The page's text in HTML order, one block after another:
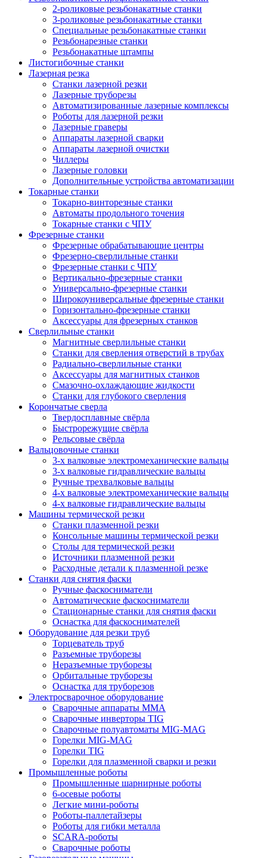
2-роликовые резьбонакатные станки
3-роликовые резьбонакатные станки
Специальные резьбонакатные станки
Резьбонарезные станки
Резьбонакатные штампы
Листогибочные станки
Лазерная резка
Станки лазерной резки
Лазерные труборезы
Автоматизированные лазерные комплексы
Роботы для лазерной резки
Лазерные граверы
Аппараты лазерной сварки
Аппараты лазерной очистки
Чиллеры
Лазерные головки
Дополнительные устройства автоматизации
Токарные станки
Токарно-винторезные станки
Автоматы продольного точения
Токарные станки с ЧПУ
Фрезерные станки
Фрезерные обрабатывающие центры
Фрезерно-сверлильные станки
Фрезерные станки с ЧПУ
Вертикально-фрезерные станки
Универсально-фрезерные станки
Широкоуниверсальные фрезерные станки
Горизонтально-фрезерные станки
Аксессуары для фрезерных станков
Сверлильные станки
Магнитные сверлильные станки
Станки для сверления отверстий в трубах
Радиально-сверлильные станки
Аксессуары для магнитных станков
Смазочно-охлаждающие жидкости
Станки для глубокого сверления
Корончатые сверла
Твердосплавные свёрла
Быстрорежущие свёрла
Рельсовые свёрла
Вальцовочные станки
3-х валковые электромеханические вальцы
3-х валковые гидравлические вальцы
Ручные трехвалковые вальцы
4-х валковые электромеханические вальцы
4-х валковые гидравлические вальцы
Машины термической резки
Станки плазменной резки
Консольные машины термической резки
Столы для термической резки
Источники плазменной резки
Расходные детали к плазменной резке
Станки для снятия фаски
Ручные фаскосниматели
Автоматические фаскосниматели
Стационарные станки для снятия фаски
Оснастка для фаскоснимателей
Оборудование для резки труб
Торцеватель труб
Разъемные труборезы
Неразъемные труборезы
Орбитальные труборезы
Оснастка для труборезов
Электросварочное оборудование
Сварочные аппараты MMA
Сварочные инверторы TIG
Сварочные полуавтоматы MIG-MAG
Горелки MIG-MAG
Горелки TIG
Горелки для плазменной сварки и резки
Промышленные роботы
Промышленные шарнирные роботы
6-осевые роботы
Легкие мини-роботы
Роботы-паллетайзеры
Роботы для гибки металла
SCARA-роботы
Сварочные роботы